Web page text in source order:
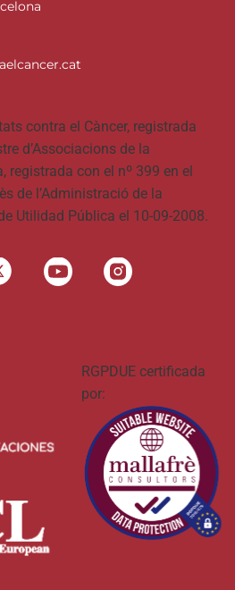
contra el Càncer, registrada
d’Associacions de la
registrada con el nº 399 en el
de l’Administració de la
Utilidad Pública el 10-09-2008.
RGPDUE certificada
por: